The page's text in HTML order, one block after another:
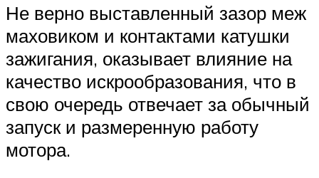
Не верно выставленный зазор меж
маховиком и контактами катушки
зажигания, оказывает влияние на
качество искрообразования, что в
свою очередь отвечает за обычный
запуск и размеренную работу
мотора.